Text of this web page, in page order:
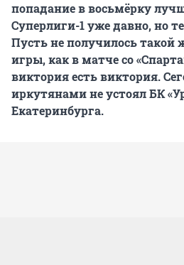
попадание в восьмёрку
Суперлиги-1 уже давно, но
Пусть не получилось такой
игры, как в матче со
виктория есть виктория.
иркутянами не устоял БК
Екатеринбурга.